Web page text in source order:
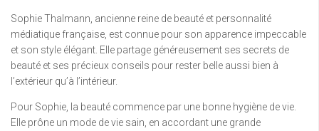
Sophie Thalmann, ancienne reine de beauté et personnalité
médiatique française, est connue pour son apparence impeccable
et son style élégant. Elle partage généreusement ses secrets de
beauté et ses précieux conseils pour rester belle aussi bien à
l’extérieur qu’à l’intérieur.
Pour Sophie, la beauté commence par une bonne hygiène de vie.
Elle prône un mode de vie sain, en accordant une grande